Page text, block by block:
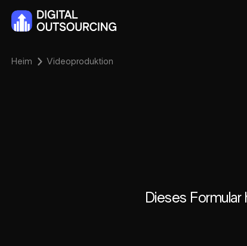
Heim Videoproduktion
Dieses Formular